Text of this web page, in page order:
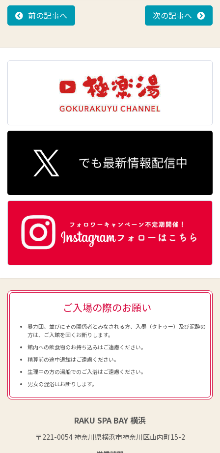
前の記事へ 次の記事へ
ご入場の際のお願い
暴力団、並びにその関係者とみなされる方、入墨（タトゥー）及び泥酔の
方は、ご入館を固くお断りします。
館内への飲食物のお持ち込みはご遠慮ください。
精算前の途中退館はご遠慮ください。
生理中の方の湯船でのご入浴はご遠慮ください。
男女の混浴はお断りします。
RAKU SPA BAY 横浜
〒221-0054 神奈川県横浜市神奈川区山内町15-2